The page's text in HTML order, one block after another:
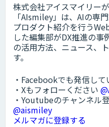
株式会社アイスマイリー
「AIsmiley」は、AIの専
プロダクト紹介を行う
した編集部がDX推進の
の活用方法、ニュース、
す。
・Facebookでも発信して
・Xもフォローください
・Youtubeのチャンネル
@aismiley
メルマガに登録する